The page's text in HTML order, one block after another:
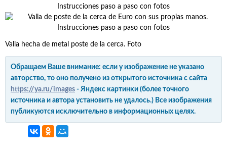
Valla hecha de metal poste de la cerca. Foto
Обращаем Ваше внимание: если у изображение не указано
авторство, то оно получено из открытого источника с сайта
https://ya.ru/images - Яндекс картинки (более точного
источника и автора установить не удалось.) Все изображения
публикуются исключительно в информационных целях.